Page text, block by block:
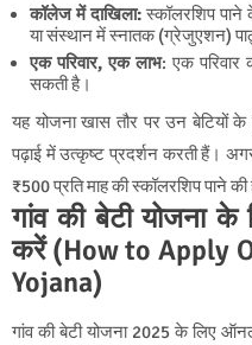
कॉलेज में दाखिला:स्कॉलरशिप पाने
या संस्थान में स्नातक (ग्रेजुएशन)
एक परिवार, एक लाभ: एक
सकती है।
यह योजना खास तौर पर उन बेटियों
पढ़ाई में उत्कृष्ट प्रदर्शन करती हैं।
₹500 प्रति माह की स्कॉलरशिप पाने
गांव की बेटी योजना
करें (How to Apply
Yojana)
गांव की बेटी योजना 2025 के लिए